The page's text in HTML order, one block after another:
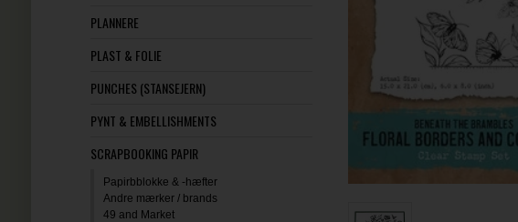
PLANNERE
PLAST & FOLIE
PUNCHES (STANSEJERN)
PYNT & EMBELLISHMENTS
SCRAPBOOKING PAPIR
Papirbblokke & -hæfter
Andre mærker / brands
49 and Market